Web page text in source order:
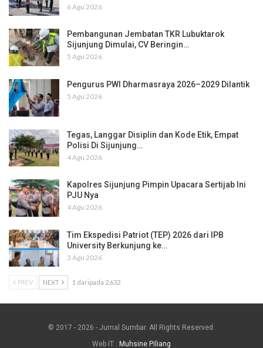
6 Agu 2026
Pembangunan Jembatan TKR Lubuktarok
Sijunjung Dimulai, CV Beringin…
5 Agu 2026
Pengurus PWI Dharmasraya 2026–2029 Dilantik
5 Agu 2026
Tegas, Langgar Disiplin dan Kode Etik, Empat
Polisi Di Sijunjung…
4 Agu 2026
Kapolres Sijunjung Pimpin Upacara Sertijab Ini
PJU Nya
4 Agu 2026
Tim Ekspedisi Patriot (TEP) 2026 dari IPB
University Berkunjung ke…
3 Agu 2026
PREV NEXT 1 daripada 2,632
© 2017 - 2026 - Jurnal Sumbar. All Rights Reserved.
Web IT : Muhsine Piliang